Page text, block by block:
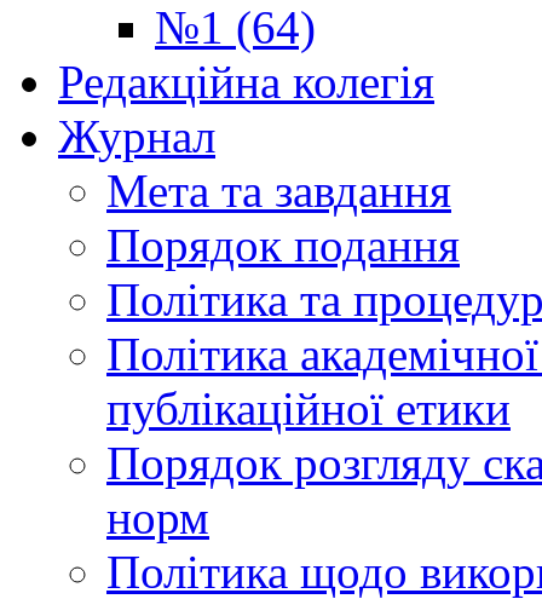
№1 (64)
Редакційна колегія
Журнал
Мета та завдання
Порядок подання
Політика та
Політика
публікаційної етики
Порядок розгляду
норм
Політика щодо